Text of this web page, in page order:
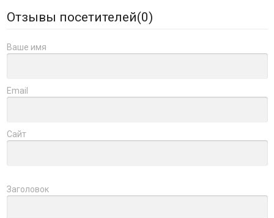
Отзывы посетителей(0)
Ваше имя
Email
Сайт
Заголовок